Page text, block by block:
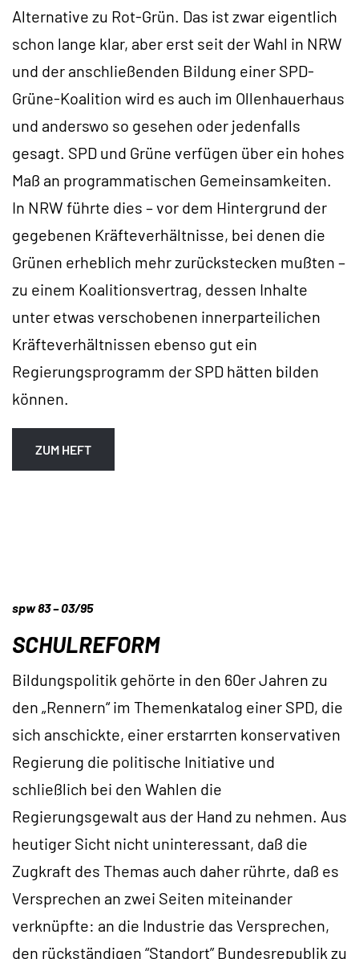
Alternative zu Rot-Grün. Das ist zwar eigentlich
schon lange klar, aber erst seit der Wahl in NRW
und der anschließenden Bildung einer SPD-
Grüne-Koalition wird es auch im Ollenhauerhaus
und anderswo so gesehen oder jedenfalls
gesagt. SPD und Grüne verfügen über ein hohes
Maß an programmatischen Gemeinsamkeiten.
In NRW führte dies – vor dem Hintergrund der
gegebenen Kräfteverhältnisse, bei denen die
Grünen erheblich mehr zurückstecken mußten –
zu einem Koalitionsvertrag, dessen Inhalte
unter etwas verschobenen innerparteilichen
Kräfteverhältnissen ebenso gut ein
Regierungsprogramm der SPD hätten bilden
können.
ZUM HEFT
spw 83 – 03/95
SCHULREFORM
Bildungspolitik gehörte in den 60er Jahren zu
den „Rennern“ im Themenkatalog einer SPD, die
sich anschickte, einer erstarrten konservativen
Regierung die politische Initiative und
schließlich bei den Wahlen die
Regierungsgewalt aus der Hand zu nehmen. Aus
heutiger Sicht nicht uninteressant, daß die
Zugkraft des Themas auch daher rührte, daß es
Versprechen an zwei Seiten miteinander
verknüpfte: an die Industrie das Versprechen,
den rückständigen “Standort” Bundesrepublik zu